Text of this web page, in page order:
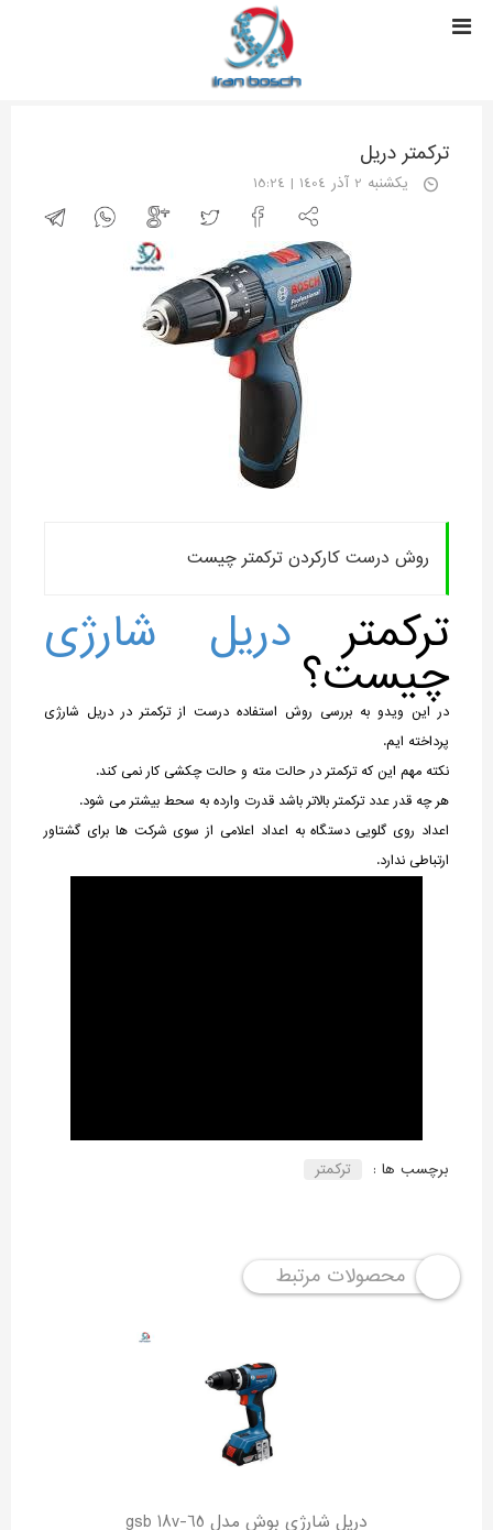
ترکمتر دریل
يكشنبه 2 آذر 1404 | 15:24
روش درست کارکردن ترکمتر چیست
ترکمتر دریل شارژی
چیست؟
در این ویدو به بررسی روش استفاده درست از ترکمتر در دریل شارژی
پرداخته ایم.
نکته مهم این که ترکمتر در حالت مته و حالت چکشی کار نمی کند.
هر چه قدر عدد ترکمتر بالاتر باشد قدرت وارده به سحط بیشتر می شود.
اعداد روی گلویی دستگاه به اعداد اعلامی از سوی شرکت ها برای گشتاور
ارتباطی ندارد.
برچسب ها : ترکمتر
محصولات مرتبط
دریل شارژی بوش مدل gsb 18v-65